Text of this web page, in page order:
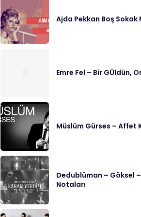
Ajda Pekkan Boş
Emre Fel – Bir GÜldün,
Müslüm Gürses – Affet
Dedublüman – Göksel
Notaları